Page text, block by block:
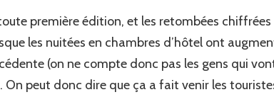
première édition, et les retombées
les nuitées en chambres d’hôtel ont
(on ne compte donc pas les gens qui
On peut donc dire que ça a fait venir les